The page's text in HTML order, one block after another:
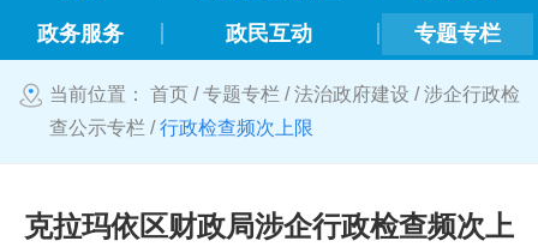
政务服务
政民互动 专题专栏
当前位置： 首页 /专题专栏 /法治政府建设 /涉企行政检
查公示专栏 /行政检查频次上限
克拉玛依区财政局涉企行政检查频次上